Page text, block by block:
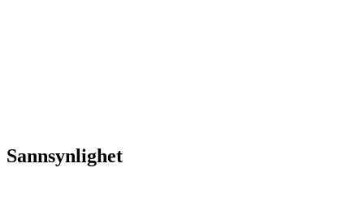
Sannsynlighet